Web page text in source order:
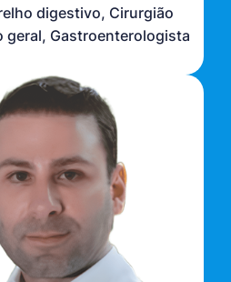
digestivo, Cirurgião
geral, Gastroenterologista